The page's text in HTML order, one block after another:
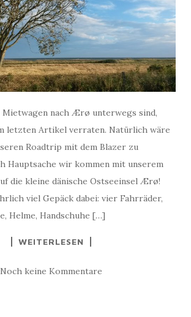
Mietwagen nach Ærø unterwegs sind,
letzten Artikel verraten. Natürlich wäre
Roadtrip mit dem Blazer zu
Hauptsache wir kommen mit unserem
die kleine dänische Ostseeinsel Ærø!
viel Gepäck dabei: vier Fahrräder,
Helme, Handschuhe […]
WEITERLESEN
Noch keine Kommentare